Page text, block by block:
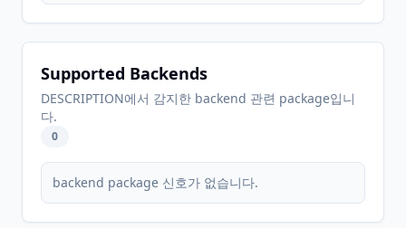
Supported Backends
DESCRIPTION에서 감지한 backend 관련 package입니
다.
0
backend package 신호가 없습니다.